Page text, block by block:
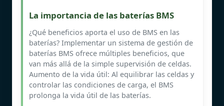
La importancia de las baterías BMS
¿Qué beneficios aporta el uso de BMS en las
baterías? Implementar un sistema de gestión de
baterías BMS ofrece múltiples beneficios, que
van más allá de la simple supervisión de celdas.
Aumento de la vida útil: Al equilibrar las celdas y
controlar las condiciones de carga, el BMS
prolonga la vida útil de las baterías.